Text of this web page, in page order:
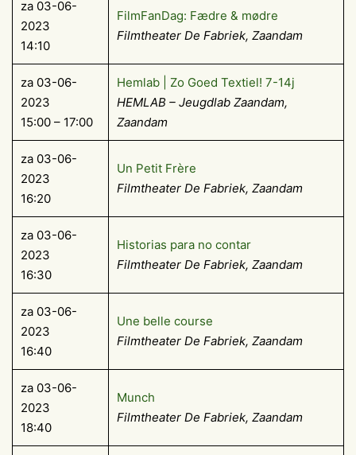
za 03-06-
2023
14:10
FilmFanDag: Fædre & mødre
Filmtheater De Fabriek, Zaandam
za 03-06-
2023
15:00 – 17:00
Hemlab | Zo Goed Textiel! 7-14j
HEMLAB – Jeugdlab Zaandam,
Zaandam
za 03-06-
2023
16:20
Un Petit Frère
Filmtheater De Fabriek, Zaandam
za 03-06-
2023
16:30
Historias para no contar
Filmtheater De Fabriek, Zaandam
za 03-06-
2023
16:40
Une belle course
Filmtheater De Fabriek, Zaandam
za 03-06-
2023
18:40
Munch
Filmtheater De Fabriek, Zaandam